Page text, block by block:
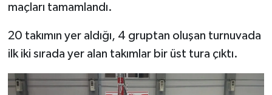
maçları tamamlandı.
20 takımın yer aldığı, 4 gruptan oluşan turnuvada
ilk iki sırada yer alan takımlar bir üst tura çıktı.